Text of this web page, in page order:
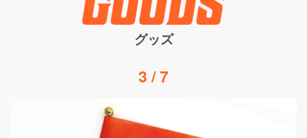
グッズ
4/7